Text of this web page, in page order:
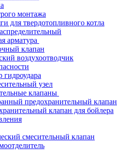
монтажа
для твердотопливного котла
арматура
клапан
воздухоотводчик
гидроудара
узел
клапаны
предохранительный клапан
клапан для бойлера
смесительный клапан